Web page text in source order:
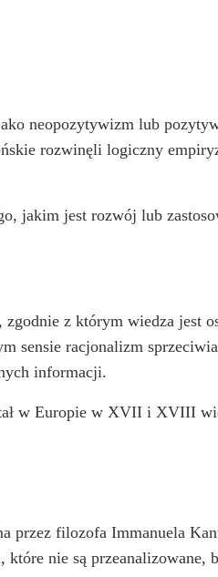
neopozytywizm lub
rozwinęli logiczny
jakim jest rozwój lub
z którym wiedza jest
sensie racjonalizm
informacji.
w Europie w XVII i XVIII
przez filozofa Immanuela
nie są przeanalizowane,